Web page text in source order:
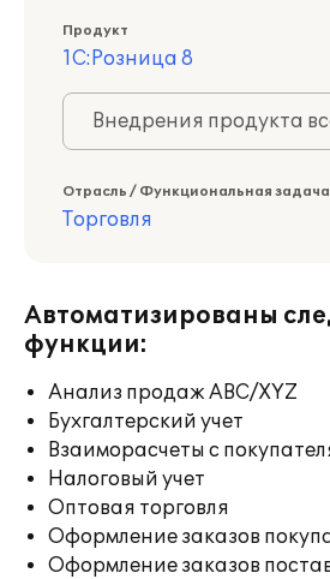
Продукт
1С:Розница 8
Внедрения продукта
Отрасль / Функциональная задача
Торговля
Автоматизированы
функции:
Анализ продаж ABC/XYZ
Бухгалтерский учет
Взаиморасчеты с
Налоговый учет
Оптовая торговля
Оформление заказов
Оформление заказов